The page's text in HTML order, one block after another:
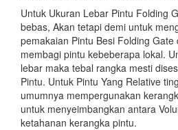
Untuk Ukuran Lebar Pintu Folding
bebas, Akan tetapi demi untuk
pemakaian Pintu Besi Folding
membagi pintu kebeberapa lokal.
lebar maka tebal rangka mesti
Pintu. Untuk Pintu Yang Relative
umumnya mempergunakan
untuk menyeimbangkan antara
ketahanan kerangka pintu.